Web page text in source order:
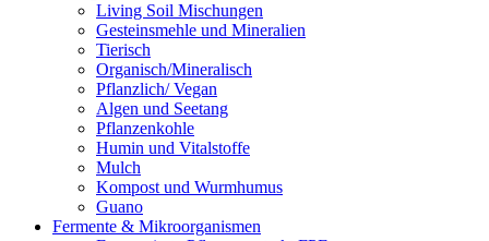
Living Soil Mischungen
Gesteinsmehle und Mineralien
Tierisch
Organisch/Mineralisch
Pflanzlich/ Vegan
Algen und Seetang
Pflanzenkohle
Humin und Vitalstoffe
Mulch
Kompost und Wurmhumus
Guano
Fermente & Mikroorganismen